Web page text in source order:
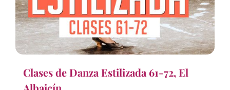
Clases de Danza Estilizada 61-72, El